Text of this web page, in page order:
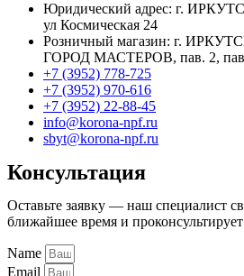
Юридический адрес: г.
ул Космическая 24
Розничный магазин: г.
ГОРОД МАСТЕРОВ, пав. 2,
+7 (3952) 778-725
+7 (3952) 970-616
+7 (3952) 22-88-45
info@korona-npf.ru
sbyt@korona-npf.ru
Консультация
Оставьте заявку — наш специалист
ближайшее время и
Name
Email